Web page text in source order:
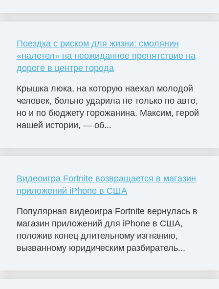
Поездка с риском для жизни: смолянин
«налетел» на неожиданное препятствие на
дороге в центре города
Крышка люка, на которую наехал молодой
человек, больно ударила не только по авто,
но и по бюджету горожанина. Максим, герой
нашей истории, — об...
Видеоигра Fortnite возвращается в магазин
приложений iPhone в США
Популярная видеоигра Fortnite вернулась в
магазин приложений для iPhone в США,
положив конец длительному изгнанию,
вызванному юридическим разбиратель...